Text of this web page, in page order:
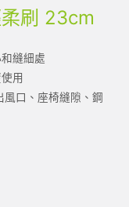
刷 23cm
縫細處
用
口、座椅縫隙、鋼